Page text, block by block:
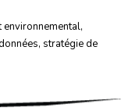
environnemental,
, stratégie de